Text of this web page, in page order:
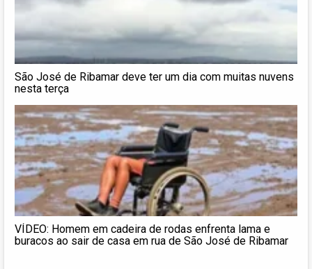
São José de Ribamar deve ter um dia com muitas nuvens
nesta terça
VÍDEO: Homem em cadeira de rodas enfrenta lama e
buracos ao sair de casa em rua de São José de Ribamar